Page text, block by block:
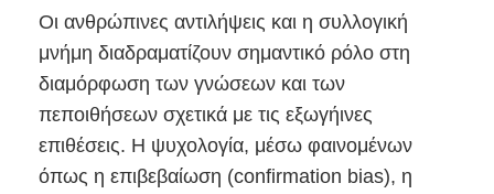
Οι ανθρώπινες αντιλήψεις και η συλλογική
μνήμη διαδραματίζουν σημαντικό ρόλο στη
διαμόρφωση των γνώσεων και των
πεποιθήσεων σχετικά με τις εξωγήινες
επιθέσεις. Η ψυχολογία, μέσω φαινομένων
όπως η επιβεβαίωση (confirmation bias), η